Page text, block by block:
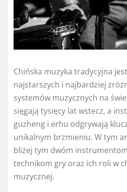
Chińska muzyka tradycyjna
najstarszych i najbardziej
systemów muzycznych na
sięgają tysięcy lat wstecz, a
guzheng i erhu odgrywają
unikalnym brzmieniu. W tym
bliżej tym dwóm
technikom gry oraz ich roli w
muzycznej.